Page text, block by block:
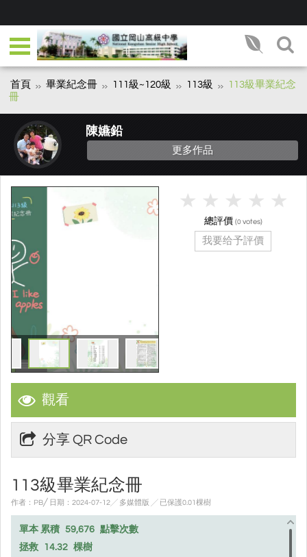
首頁 畢業紀念冊 111級~120級 113級
113級畢業紀念
冊
陳嬿鉛
更多作品
觀看
分享 QR Code
113級畢業紀念冊
作者：PB╱ 日期：2024-07-12╱ 多媒體版 ╱ 已保護0.01棵樹
單本 累積 59,676 點擊次數
拯救
14.32 棵樹
總評價 (0 votes)
我要给予評價